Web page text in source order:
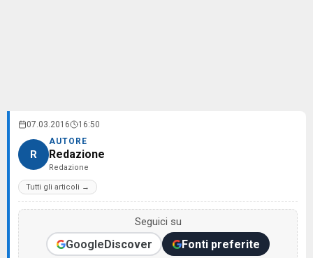
07.03.2016 16:50
R
AUTORE
Redazione
Redazione
Tutti gli articoli →
Seguici su
GoogleDiscover Fonti preferite